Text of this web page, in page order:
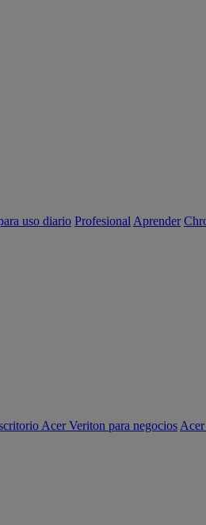
uso diario Profesional Aprender
Acer Veriton para negocios